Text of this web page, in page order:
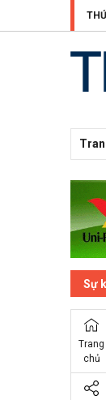
Sự
09-02-2026
Trang
chủ